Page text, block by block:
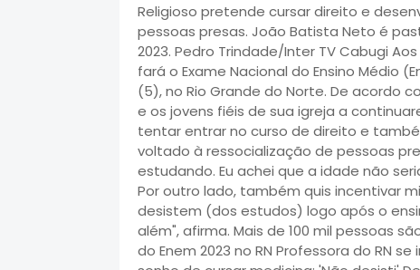
Religioso pretende cursar direito e
pessoas presas. João Batista Neto é
2023. Pedro Trindade/Inter TV Cabugi
fará o Exame Nacional do Ensino Médio
(5), no Rio Grande do Norte. De acordo
e os jovens fiéis de sua igreja a
tentar entrar no curso de direito e
voltado à ressocialização de pessoas
estudando. Eu achei que a idade não
Por outro lado, também quis incentivar
desistem (dos estudos) logo após o
além", afirma. Mais de 100 mil pessoas
do Enem 2023 no RN Professora do RN